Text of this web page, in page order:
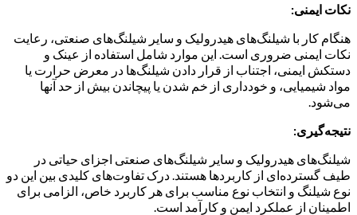
نکات ایمنی:
هنگام کار با شیلنگ‌های هیدرولیک و سایر شیلنگ‌های صنعتی، رعایت
نکات ایمنی ضروری است. این موارد شامل استفاده از عینک و
دستکش ایمنی، اجتناب از قرار دادن شیلنگ‌ها در معرض حرارت یا
مواد شیمیایی، و خودداری از خم شدن یا پیچاندن بیش از حد آنها
می‌شود.
نتیجه‌گیری:
شیلنگ‌های هیدرولیک و سایر شیلنگ‌های صنعتی اجزای حیاتی در
طیف گسترده‌ای از کاربردها هستند. درک تفاوت‌های کلیدی بین این دو
نوع شیلنگ و انتخاب نوع مناسب برای هر کاربرد خاص، الزامی برای
اطمینان از عملکرد ایمن و کارآمد است.